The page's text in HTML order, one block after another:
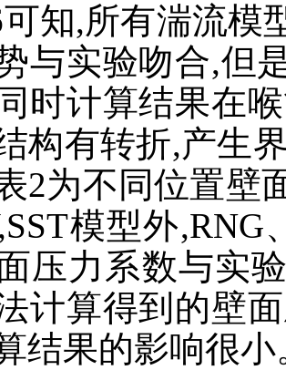
知,所有湍流模
与实验吻合,但
时计算结果在
构有转折,产生
2为不同位置壁
模型外
压力系数与实
计算得到的壁
结果的影响很小